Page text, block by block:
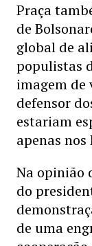
Praça
de
global de
populistas
imagem
defensor
estariam
apenas nos
Na opinião
do
de uma